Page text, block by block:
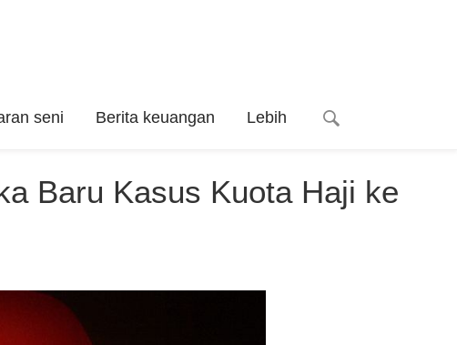
seni Berita keuangan Lebih
Baru Kasus Kuota Haji ke